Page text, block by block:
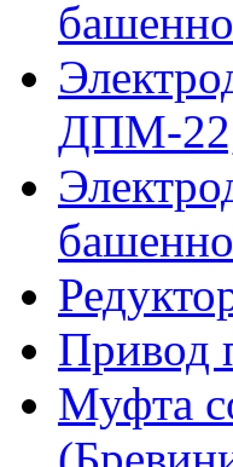
ДПМ-22,
Привод
Муфта